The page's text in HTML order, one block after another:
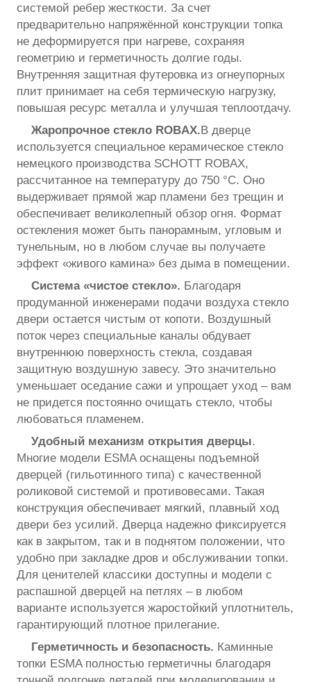
системой ребер жесткости. За счет
предварительно напряжённой конструкции топка
не деформируется при нагреве, сохраняя
геометрию и герметичность долгие годы.
Внутренняя защитная футеровка из огнеупорных
плит принимает на себя термическую нагрузку,
повышая ресурс металла и улучшая теплоотдачу.
Жаропрочное стекло ROBAX.В дверце
используется специальное керамическое стекло
немецкого производства SCHOTT ROBAX,
рассчитанное на температуру до 750 °С. Оно
выдерживает прямой жар пламени без трещин и
обеспечивает великолепный обзор огня. Формат
остекления может быть панорамным, угловым и
тунельным, но в любом случае вы получаете
эффект «живого камина» без дымa в помещении.
Система «чистое стекло». Благодаря
продуманной инженерами подачи воздуха стекло
двери остается чистым от копоти. Воздушный
поток через специальные каналы обдувает
внутреннюю поверхность стекла, создавая
защитную воздушную завесу. Это значительно
уменьшает оседание сажи и упрощает уход – вам
не придется постоянно очищать стекло, чтобы
любоваться пламенем.
Удобный механизм открытия дверцы.
Многие модели ESMA оснащены подъемной
дверцей (гильотинного типа) с качественной
роликовой системой и противовесами. Такая
конструкция обеспечивает мягкий, плавный ход
двери без усилий. Дверца надежно фиксируется
как в закрытом, так и в поднятом положении, что
удобно при закладке дров и обслуживании топки.
Для ценителей классики доступны и модели с
распашной дверцей на петлях – в любом
варианте используется жаростойкий уплотнитель,
гарантирующий плотное прилегание.
Герметичность и безопасность. Каминные
топки ESMA полностью герметичны благодаря